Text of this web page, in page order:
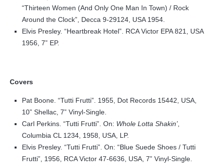
“Thirteen Women (And Only One Man In Town) / Rock
Around the Clock”, Decca 9-29124, USA 1954.
Elvis Presley. “Heartbreak Hotel”. RCA Victor EPA 821, USA
1956, 7” EP.
Covers
Pat Boone. “Tutti Frutti”. 1955, Dot Records 15442, USA,
10” Shellac, 7” Vinyl-Single.
Carl Perkins. “Tutti Frutti”. On: Whole Lotta Shakin’,
Columbia CL 1234, 1958, USA, LP.
Elvis Presley. “Tutti Frutti”. On: “Blue Suede Shoes / Tutti
Frutti”, 1956, RCA Victor 47-6636, USA, 7” Vinyl-Single.